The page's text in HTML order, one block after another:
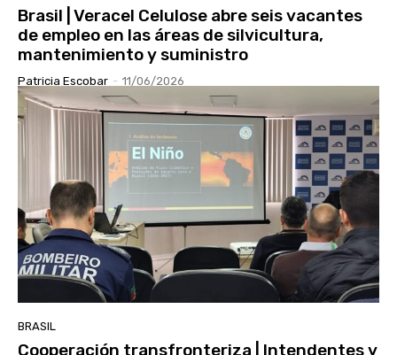
Brasil | Veracel Celulose abre seis vacantes
de empleo en las áreas de silvicultura,
mantenimiento y suministro
Patricia Escobar - 11/06/2026
BRASIL
Cooperación transfronteriza | Intendentes y